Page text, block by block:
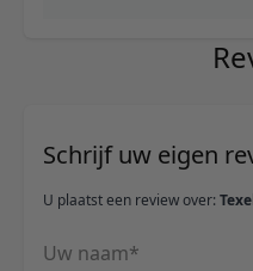
Schrijf uw eigen
U plaatst een review over:
Uw naam